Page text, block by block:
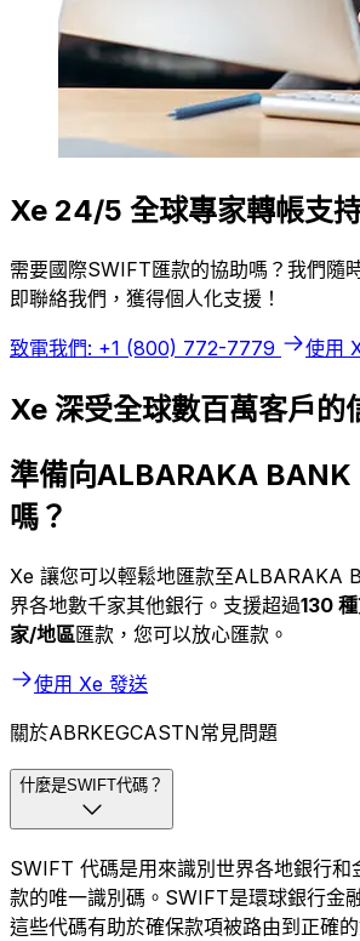
Xe 24/5 全球專家轉帳支
需要國際SWIFT匯款的協助嗎？我們隨
即聯絡我們，獲得個人化支援！
致電我們: +1 (800) 772-7779 使用
Xe 深受全球數百萬客戶的
準備向ALBARAKA BANK
嗎？
Xe 讓您可以輕鬆地匯款至ALBARAKA
界各地數千家其他銀行。支援超過130
家/地區匯款，您可以放心匯款。
使用 Xe 發送
關於ABRKEGCASTN常見問題
什麼是SWIFT代碼？
SWIFT 代碼是用來識別世界各地銀行和
款的唯一識別碼。SWIFT是環球銀行金
這些代碼有助於確保款項被路由到正確